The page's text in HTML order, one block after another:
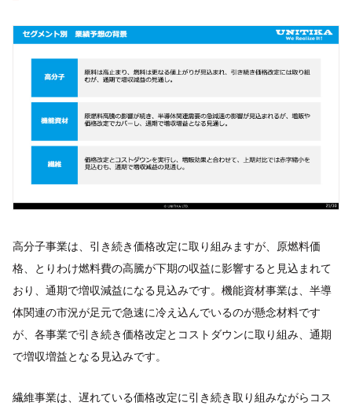
高分子事業は、引き続き価格改定に取り組みますが、原燃料価
格、とりわけ燃料費の高騰が下期の収益に影響すると見込まれて
おり、通期で増収減益になる見込みです。機能資材事業は、半導
体関連の市況が足元で急速に冷え込んでいるのが懸念材料です
が、各事業で引き続き価格改定とコストダウンに取り組み、通期
で増収増益となる見込みです。
繊維事業は、遅れている価格改定に引き続き取り組みながらコス